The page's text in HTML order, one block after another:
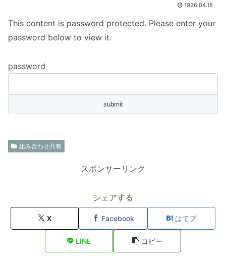
1926.04.18
This content is password protected. Please enter your
password below to view it.
password
組み合わせ共有
スポンサーリンク
シェアする
X Facebook はてブ
LINE コピー